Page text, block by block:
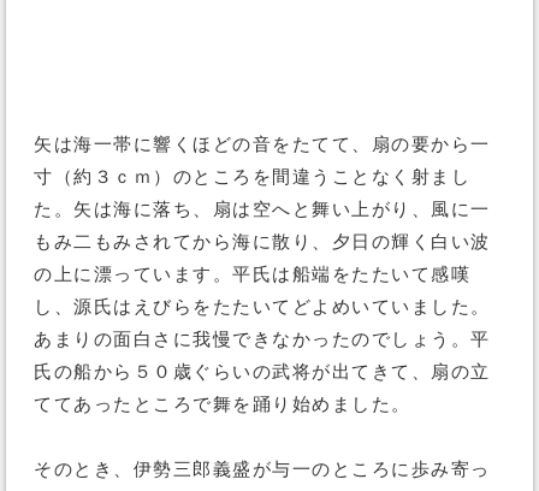
矢は海一帯に響くほどの音をたてて、扇の要から一
寸（約３ｃｍ）のところを間違うことなく射まし
た。矢は海に落ち、扇は空へと舞い上がり、風に一
もみ二もみされてから海に散り、夕日の輝く白い波
の上に漂っています。平氏は船端をたたいて感嘆
し、源氏はえびらをたたいてどよめいていました。
あまりの面白さに我慢できなかったのでしょう。平
氏の船から５０歳ぐらいの武将が出てきて、扇の立
ててあったところで舞を踊り始めました。
そのとき、伊勢三郎義盛が与一のところに歩み寄っ